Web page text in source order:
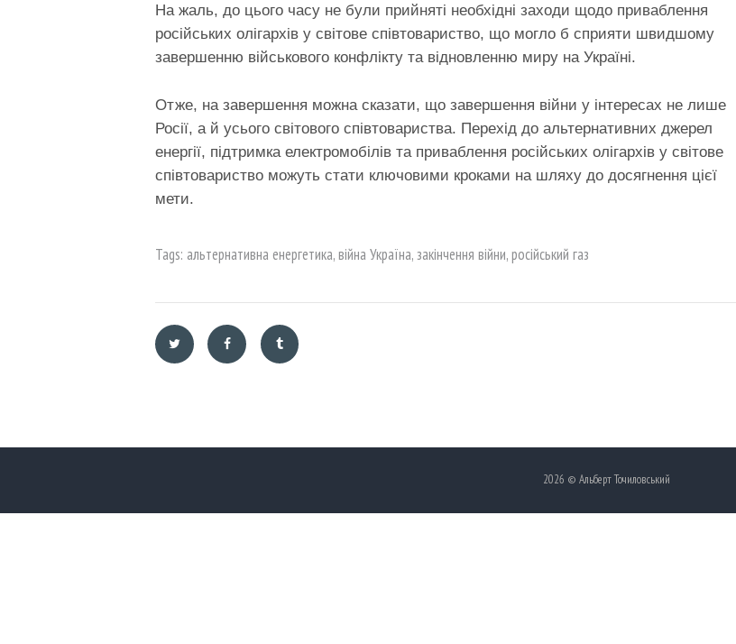
На жаль, до цього часу не були прийняті необхідні заходи щодо приваблення
російських олігархів у світове співтовариство, що могло б сприяти швидшому
завершенню військового конфлікту та відновленню миру на Україні.
Отже, на завершення можна сказати, що завершення війни у інтересах не лише
Росії, а й усього світового співтовариства. Перехід до альтернативних джерел
енергії, підтримка електромобілів та приваблення російських олігархів у світове
співтовариство можуть стати ключовими кроками на шляху до досягнення цієї
мети.
Tags: альтернативна енергетика,війна Україна,закінчення війни,російський газ
2026 © Альберт Точиловський